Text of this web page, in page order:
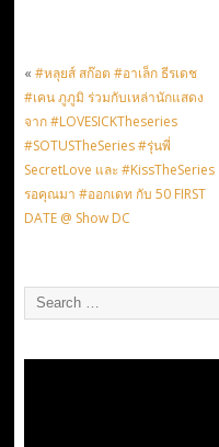
« #หลุยส์ สก๊อต #อาเล็ก ธีรเดช
#เคน ภูภูมิ ร่วมกับเหล่านักแสดง
จาก #LOVESICKTheseries
#SOTUSTheSeries #รุ่นพี่
SecretLove และ #KissTheSeries
รอคุณมา #ออกเดท กับ 50 FIRST
DATE @ Show DC